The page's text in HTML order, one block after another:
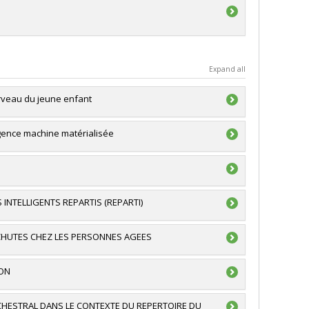
Expand all
du jeune enfant
du Québec)
machine matérialisée
Canada (CRSNG)
ou de groupe
REPARTIS (REPARTI)
CHEZ LES PERSONNES AGEES
DANS LE CONTEXTE DU REPERTOIRE DU